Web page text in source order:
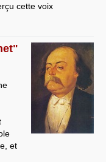
cette voix
et